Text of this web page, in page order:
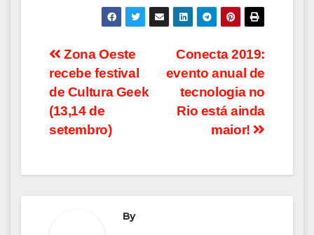
Navegação
de
Post
Conecta 2019:
evento anual de
tecnologia no
Rio está ainda
maior!
Zona Oeste
recebe festival
de Cultura Geek
(13,14 de
setembro)
By